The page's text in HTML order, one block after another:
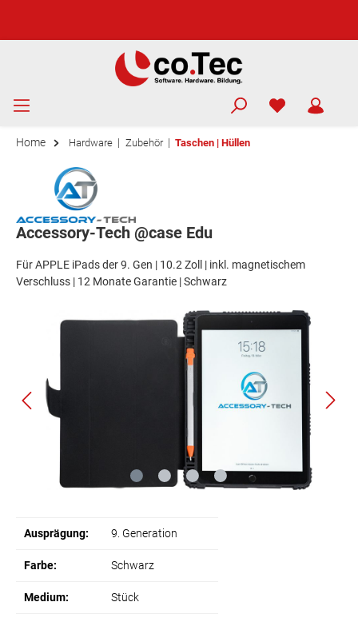
Home Hardware | Zubehör | Taschen | Hüllen
Accessory-Tech @case Edu
Für APPLE iPads der 9. Gen | 10.2 Zoll | inkl. magnetischem
Verschluss | 12 Monate Garantie | Schwarz
Ausprägung: 9. Generation
Farbe: Schwarz
Medium: Stück